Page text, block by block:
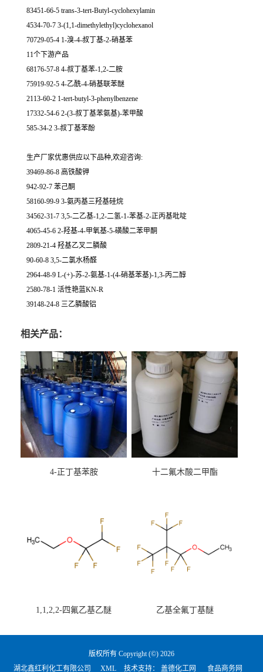
83451-66-5 trans-3-tert-Butyl-cyclohexylamin
4534-70-7 3-(1,1-dimethylethyl)cyclohexanol
70729-05-4 1-溴-4-叔丁基-2-硝基苯
11个下游产品
68176-57-8 4-叔丁基苯-1,2-二胺
75919-92-5 4-乙酰-4-硝基联苯醚
2113-60-2 1-tert-butyl-3-phenylbenzene
17332-54-6 2-(3-叔丁基苯氨基)-苯甲酸
585-34-2 3-叔丁基苯酚
生产厂家优惠供应以下品种,欢迎咨询:
39469-86-8 高铁酸钾
942-92-7 苯己酮
58160-99-9 3-氨丙基三羟基硅烷
34562-31-7 3,5-二乙基-1,2-二氢-1-苯基-2-正丙基吡啶
4065-45-6 2-羟基-4-甲氧基-5-磺酸二苯甲酮
2809-21-4 羟基乙叉二膦酸
90-60-8 3,5-二氯水杨醛
2964-48-9 L-(+)-苏-2-氨基-1-(4-硝基苯基)-1,3-丙二醇
2580-78-1 活性艳蓝KN-R
39148-24-8 三乙膦酸铝
相关产品：
4-正丁基苯胺 十二氟木酸二甲酯
1,1,2,2-四氟乙基乙醚 乙基全氟丁基醚
版权所有 Copyright (©) 2026
湖北鑫红利化工有限公司
XML 技术支持： 盖德化工网 食品商务网